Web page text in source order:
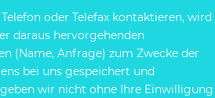
oder Telefax kontaktieren, wird
daraus hervorgehenden
(Name, Anfrage) zum Zwecke der
bei uns gespeichert und
wir nicht ohne Ihre Einwilligung